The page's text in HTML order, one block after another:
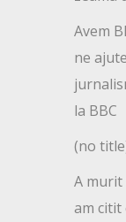
Avem
ne
la BBC
(no
A murit
am citit